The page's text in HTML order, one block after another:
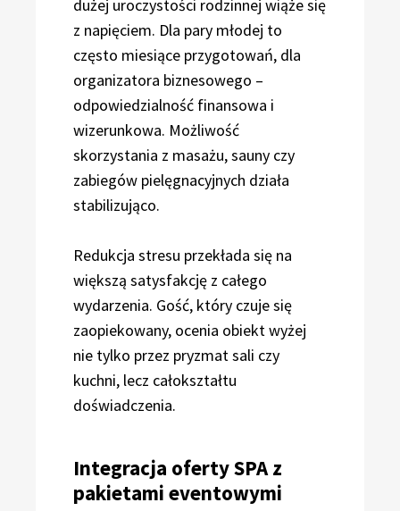
dużej uroczystości rodzinnej wiąże się
z napięciem. Dla pary młodej to
często miesiące przygotowań, dla
organizatora biznesowego –
odpowiedzialność finansowa i
wizerunkowa. Możliwość
skorzystania z masażu, sauny czy
zabiegów pielęgnacyjnych działa
stabilizująco.
Redukcja stresu przekłada się na
większą satysfakcję z całego
wydarzenia. Gość, który czuje się
zaopiekowany, ocenia obiekt wyżej
nie tylko przez pryzmat sali czy
kuchni, lecz całokształtu
doświadczenia.
Integracja oferty SPA z
pakietami eventowymi